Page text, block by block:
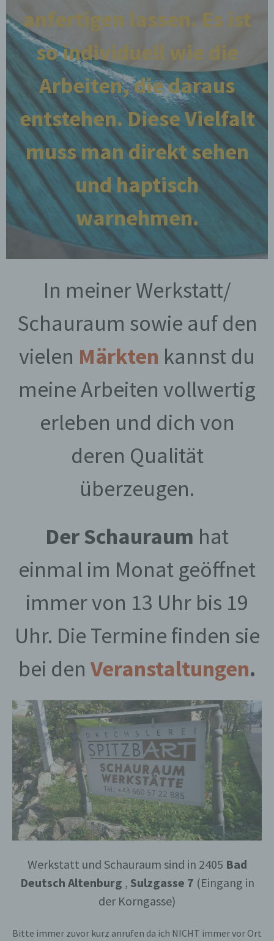
anfertigen lassen. Es ist
so individuell wie die
Arbeiten, die daraus
entstehen. Diese Vielfalt
muss man direkt sehen
und haptisch
warnehmen.
In meiner Werkstatt/
Schauraum sowie auf den
vielen Märkten kannst du
meine Arbeiten vollwertig
erleben und dich von
deren Qualität
überzeugen.
Der Schauraum hat
einmal im Monat geöffnet
immer von 13 Uhr bis 19
Uhr. Die Termine finden sie
bei den Veranstaltungen.
Werkstatt und Schauraum sind in 2405 Bad
Deutsch Altenburg , Sulzgasse 7 (Eingang in
der Korngasse)
Bitte immer zuvor kurz anrufen da ich NICHT immer vor Ort